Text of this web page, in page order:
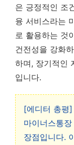
은 긍정적인 조
융 서비스라는
로 활용하는 것
건전성을 강화
하며, 장기적인
입니다.
[에디터 총평]
마이너스통
장점입니다.